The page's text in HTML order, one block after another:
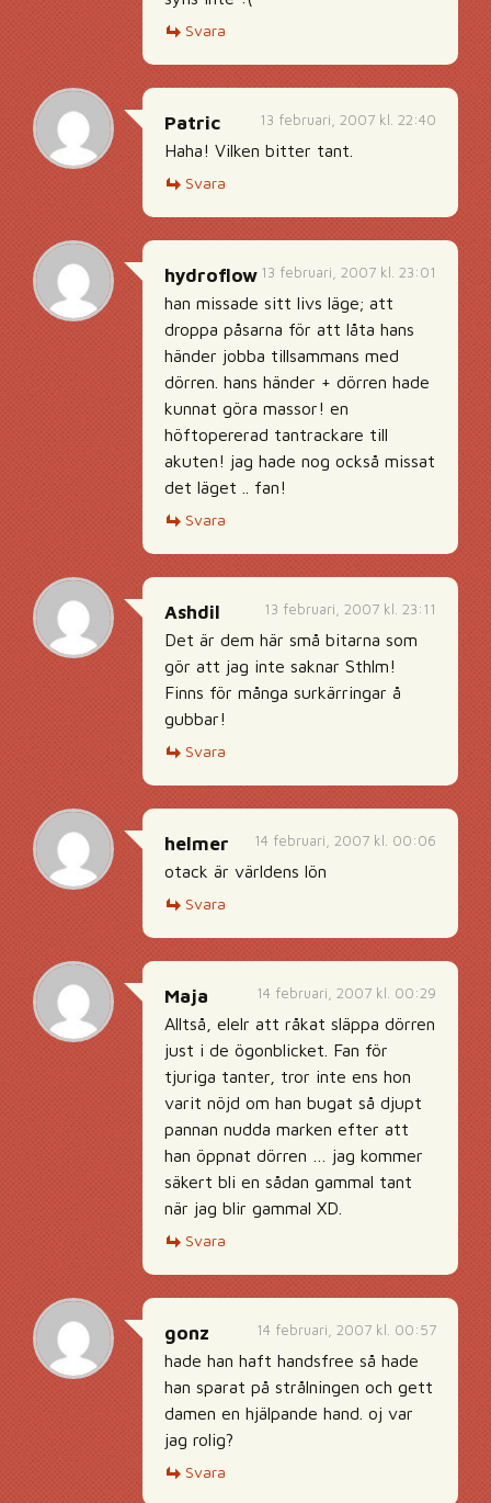
Svara
13 februari, 2007 kl. 22:40
Patric
Haha! Vilken bitter tant.
Svara
13 februari, 2007 kl. 23:01
hydroflow
han missade sitt livs läge; att
droppa påsarna för att låta hans
händer jobba tillsammans med
dörren. hans händer + dörren hade
kunnat göra massor! en
höftopererad tantrackare till
akuten! jag hade nog också missat
det läget .. fan!
Svara
13 februari, 2007 kl. 23:11
Ashdil
Det är dem här små bitarna som
gör att jag inte saknar Sthlm!
Finns för många surkärringar å
gubbar!
Svara
14 februari, 2007 kl. 00:06
helmer
otack är världens lön
Svara
14 februari, 2007 kl. 00:29
Maja
Alltså, elelr att råkat släppa dörren
just i de ögonblicket. Fan för
tjuriga tanter, tror inte ens hon
varit nöjd om han bugat så djupt
pannan nudda marken efter att
han öppnat dörren … jag kommer
säkert bli en sådan gammal tant
när jag blir gammal XD.
Svara
14 februari, 2007 kl. 00:57
gonz
hade han haft handsfree så hade
han sparat på strålningen och gett
damen en hjälpande hand. oj var
jag rolig?
Svara